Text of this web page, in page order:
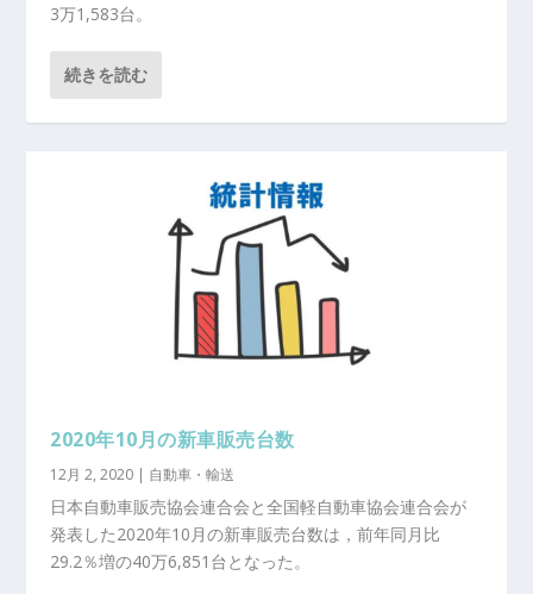
3万1,583台。
続きを読む
2020年10月の新車販売台数
12月 2, 2020 | 自動車・輸送
日本自動車販売協会連合会と全国軽自動車協会連合会が
発表した2020年10月の新車販売台数は，前年同月比
29.2％増の40万6,851台となった。